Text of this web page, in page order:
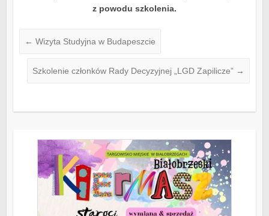
z powodu szkolenia.
← Wizyta Studyjna w Budapeszcie
Szkolenie członków Rady Decyzyjnej „LGD Zapilicze” →